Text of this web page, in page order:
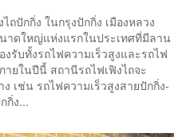
ถปักกิ่ง ในกรุงปักกิ่ง เมืองหลวง
าดใหญ่แห่งแรกในประเทศที่มีลาน
รับทั้งรถไฟความเร็วสูงและรถไฟ
ยในปีนี้ สถานีรถไฟเฟิงไถจะ
เช่น รถไฟความเร็วสูงสายปักกิ่ง-
กิ่ง...